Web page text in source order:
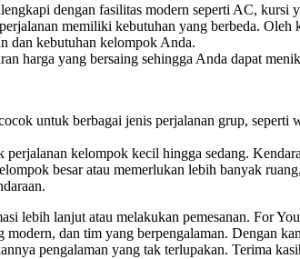
dengan fasilitas modern seperti AC,
memiliki kebutuhan yang berbeda.
dan kebutuhan kelompok Anda.
harga yang bersaing sehingga Anda dapat
untuk berbagai jenis perjalanan grup, seperti
kelompok kecil hingga sedang.
besar atau memerlukan lebih banyak
lebih lanjut atau melakukan pemesanan. For
dan tim yang berpengalaman. Dengan
pengalaman yang tak terlupakan. Terima